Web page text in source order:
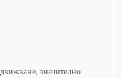
значително